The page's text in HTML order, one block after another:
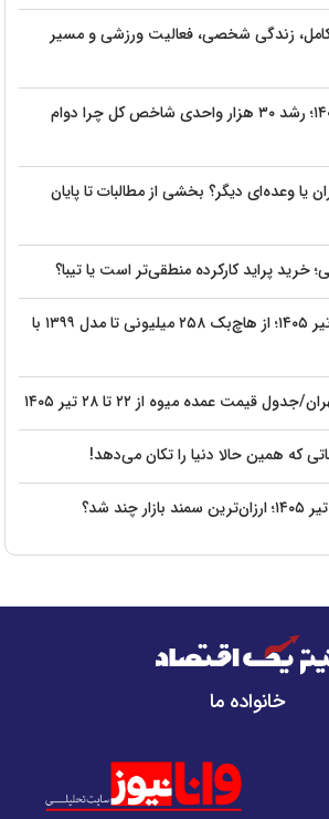
کامل، زندگی شخصی، فعالیت ورزشی و مسیر
بورس امروز ۳ مرداد ۱۴۰۵؛ رشد ۳۰ هزار واحدی شاخص کل چرا دوام
وعده‌ای دیگر؟ بخشی از مطالبات تا پایان
قیمت پراید کارکرده در تیر ۱۴۰۵؛ از هاچ‌بک ۲۵۸ میلیونی تا مدل ۱۳۹۹ با
عمده میوه از ۲۲ تا ۲۸ تیر ۱۴۰۵
که همین حالا دنیا را تکان می‌دهد!
شد؟
خانواده ما